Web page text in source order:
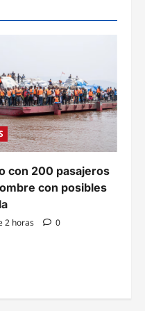
con 200 pasajeros
con posibles
2 horas 0